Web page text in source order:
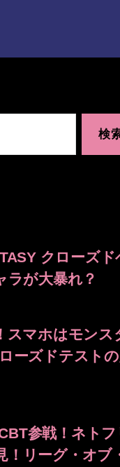
クローズド
ラが大暴れ？
スマホはモンス
ーズドテスト
参戦！ネトフ
リーグ・オブ